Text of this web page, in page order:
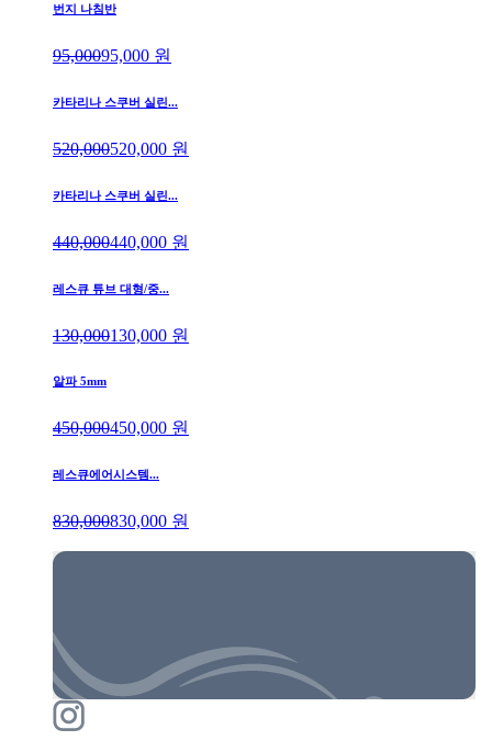
번지 나침반
95,00095,000 원
카타리나 스쿠버 실린...
520,000520,000 원
카타리나 스쿠버 실린...
440,000440,000 원
레스큐 튜브 대형/중...
130,000130,000 원
알파 5mm
450,000450,000 원
레스큐에어시스템...
830,000830,000 원